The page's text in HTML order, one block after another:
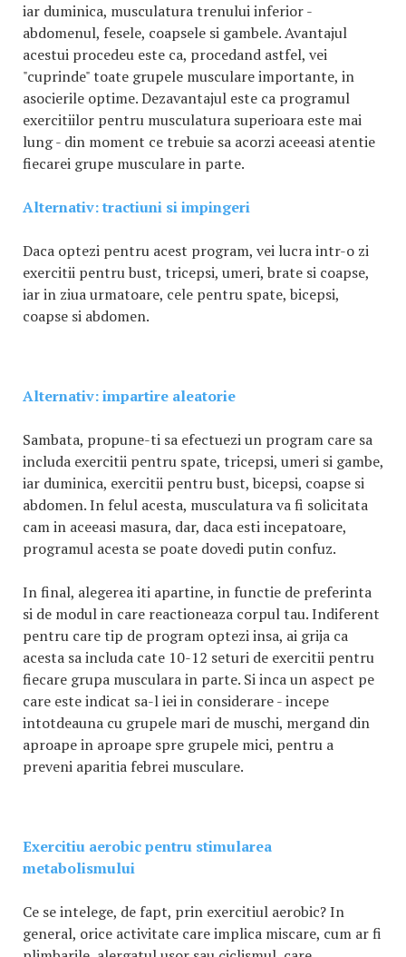
iar duminica, musculatura trenului inferior -
abdomenul, fesele, coapsele si gambele. Avantajul
acestui procedeu este ca, procedand astfel, vei
"cuprinde" toate grupele musculare importante, in
asocierile optime. Dezavantajul este ca programul
exercitiilor pentru musculatura superioara este mai
lung - din moment ce trebuie sa acorzi aceeasi atentie
fiecarei grupe musculare in parte.
Alternativ: tractiuni si impingeri
Daca optezi pentru acest program, vei lucra intr-o zi
exercitii pentru bust, tricepsi, umeri, brate si coapse,
iar in ziua urmatoare, cele pentru spate, bicepsi,
coapse si abdomen.
Alternativ: impartire aleatorie
Sambata, propune-ti sa efectuezi un program care sa
includa exercitii pentru spate, tricepsi, umeri si gambe,
iar duminica, exercitii pentru bust, bicepsi, coapse si
abdomen. In felul acesta, musculatura va fi solicitata
cam in aceeasi masura, dar, daca esti incepatoare,
programul acesta se poate dovedi putin confuz.
In final, alegerea iti apartine, in functie de preferinta
si de modul in care reactioneaza corpul tau. Indiferent
pentru care tip de program optezi insa, ai grija ca
acesta sa includa cate 10-12 seturi de exercitii pentru
fiecare grupa musculara in parte. Si inca un aspect pe
care este indicat sa-l iei in considerare - incepe
intotdeauna cu grupele mari de muschi, mergand din
aproape in aproape spre grupele mici, pentru a
preveni aparitia febrei musculare.
Exercitiu aerobic pentru stimularea
metabolismului
Ce se intelege, de fapt, prin exercitiul aerobic? In
general, orice activitate care implica miscare, cum ar fi